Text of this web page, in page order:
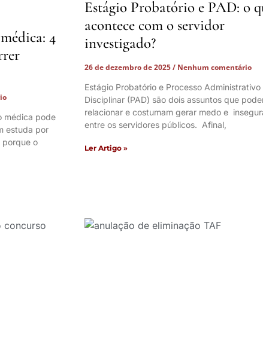
4
médica pode
estuda por
porque o
Estágio Probatório e PAD: o
acontece com o servidor
investigado?
26 de dezembro de 2025 Nenhum comentário
Estágio Probatório e Processo Administrativo
Disciplinar (PAD) são dois assuntos que
relacionar e costumam gerar medo e
entre os servidores públicos. Afinal,
Ler Artigo »